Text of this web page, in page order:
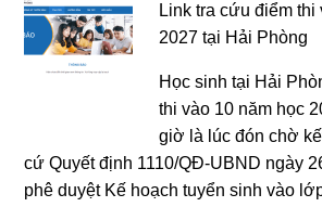
Link tra cứu điểm
2027 tại Hải Phòng
Học sinh tại Hải
thi vào 10 năm học
giờ là lúc đón chờ
cứ Quyết định 1110/QĐ-UBND ngày
phê duyệt Kế hoạch tuyển sinh vào